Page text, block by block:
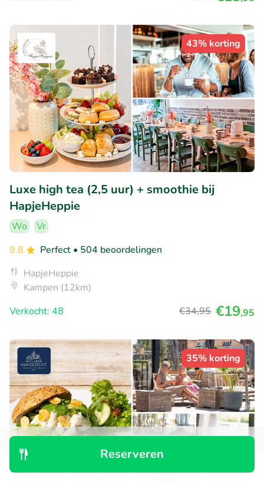
Reserveren
43% korting
Luxe high tea (2,5 uur) + smoothie bij
HapjeHeppie
Wo
Vr
9.8
Perfect • 504 beoordelingen
HapjeHeppie
Kampen (12km)
Verkocht: 48
€34,95 €19,95
35% korting